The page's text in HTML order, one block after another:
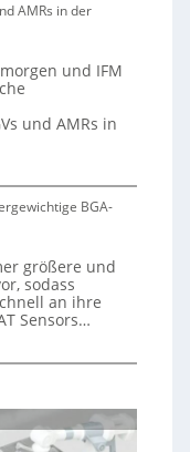
AMRs in der
und IFM
und AMRs in
BGA-
größere und
sodass
an ihre
Sensors…